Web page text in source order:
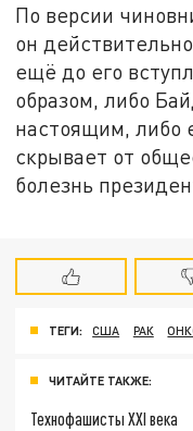
По версии
он
ещё до его
образом, либо
настоящим, либо
скрывает от
болезнь
ТЕГИ: США РАК
ЧИТАЙТЕ ТАКЖЕ:
Технофашисты XXI века